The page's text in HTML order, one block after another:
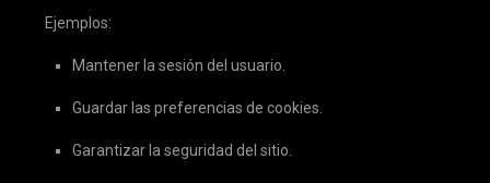
Ejemplos:
Mantener la sesión del usuario.
Guardar las preferencias de cookies.
Garantizar la seguridad del sitio.